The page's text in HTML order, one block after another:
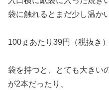
袋に触れるとまだ少し温かい
100ｇあたり39円（税抜き
袋を持つと、とても大きい
が2本だったり、